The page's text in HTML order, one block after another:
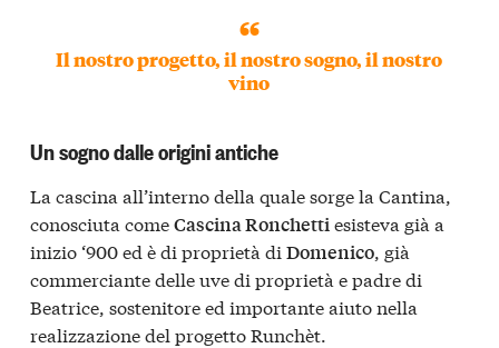
Il nostro progetto, il nostro sogno, il nostro
vino
Un sogno dalle origini antiche
La cascina all’interno della quale sorge la Cantina,
conosciuta comeCascina Ronchettiesisteva già a
inizio ‘900 ed è di proprietà di Domenico, già
commerciante delle uve di proprietà e padre di
Beatrice, sostenitore ed importante aiuto nella
realizzazione del progetto Runchèt.